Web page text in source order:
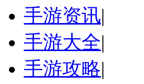
手游资讯|
手游大全|
手游攻略|